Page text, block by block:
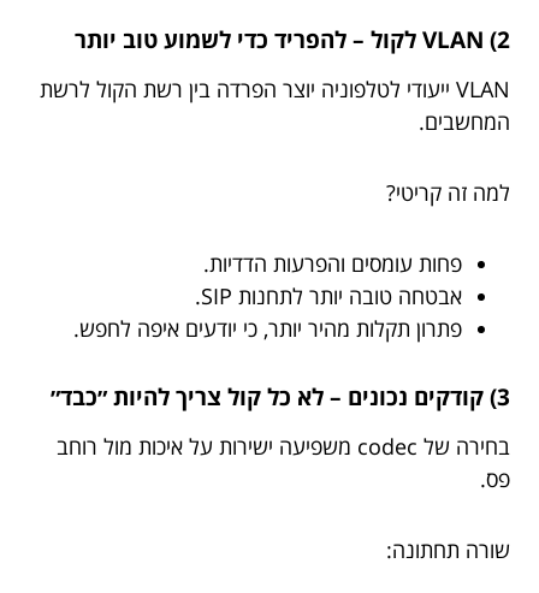
2) VLAN לקול – להפריד כדי לשמוע טוב יותר
VLAN ייעודי לטלפוניה יוצר הפרדה בין רשת הקול לרשת
המחשבים.
למה זה קריטי?
פחות עומסים והפרעות הדדיות.
אבטחה טובה יותר לתחנות SIP.
פתרון תקלות מהיר יותר, כי יודעים איפה לחפש.
3) קודקים נכונים – לא כל קול צריך להיות ״כבד״
בחירה של codec משפיעה ישירות על איכות מול רוחב
פס.
שורה תחתונה: